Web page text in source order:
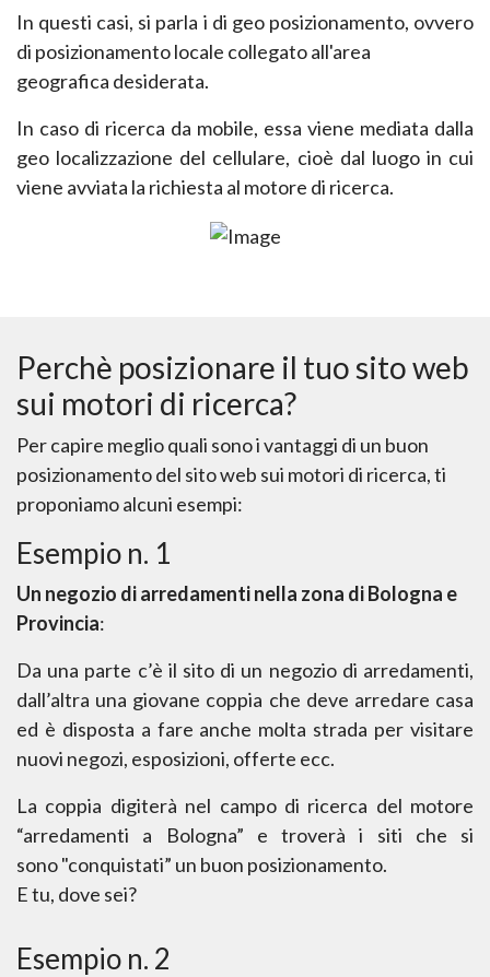
In questi casi, si parla i di geo posizionamento, ovvero
di posizionamento locale collegato all'area
geografica desiderata.
In caso di ricerca da mobile, essa viene mediata dalla
geo localizzazione del cellulare, cioè dal luogo in cui
viene avviata la richiesta al motore di ricerca.
Perchè posizionare il tuo sito web
sui motori di ricerca?
Per capire meglio quali sono i vantaggi di un buon
posizionamento del sito web sui motori di ricerca, ti
proponiamo alcuni esempi:
Esempio n. 1
Un negozio di arredamenti nella zona di Bologna e
Provincia:
Da una parte c’è il sito di un negozio di arredamenti,
dall’altra una giovane coppia che deve arredare casa
ed è disposta a fare anche molta strada per visitare
nuovi negozi, esposizioni, offerte ecc.
La coppia digiterà nel campo di ricerca del motore
“arredamenti a Bologna” e troverà i siti che si
sono"conquistati” un buon posizionamento.
E tu, dove sei?
Esempio n. 2